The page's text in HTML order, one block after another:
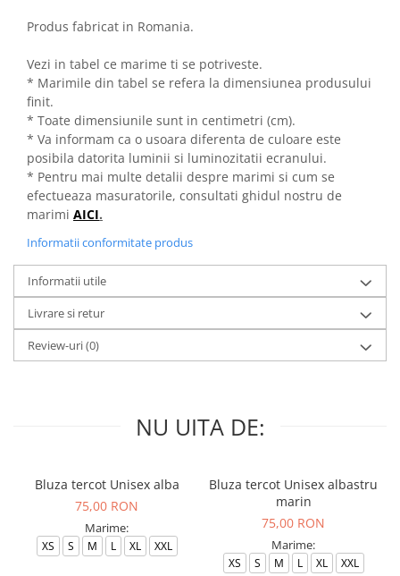
Produs fabricat in Romania.
Vezi in tabel ce marime ti se potriveste.
* Marimile din tabel se refera la dimensiunea produsului
finit.
* Toate dimensiunile sunt in centimetri (cm).
* Va informam ca o usoara diferenta de culoare este
posibila datorita luminii si luminozitatii ecranului.
* Pentru mai multe detalii despre marimi si cum se
efectueaza masuratorile, consultati ghidul nostru de
marimi AICI.
Informatii conformitate produs
Informatii utile
Livrare si retur
Review-uri(0)
NU UITA DE:
Bluza tercot Unisex alba
75,00 RON
Marime:
XS S M L XL XXL
Bluza tercot Unisex albastru
marin
75,00 RON
Marime:
XS S M L XL XXL